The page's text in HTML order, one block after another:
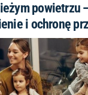
powietrzu
i ochronę